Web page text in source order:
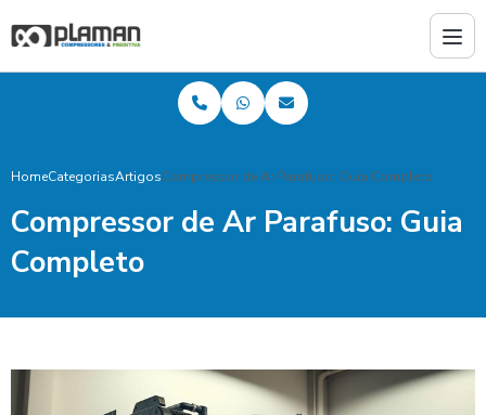
HomeCategoriasArtigosCompressor de Ar Parafuso: Guia Completo
Compressor de Ar Parafuso: Guia
Completo